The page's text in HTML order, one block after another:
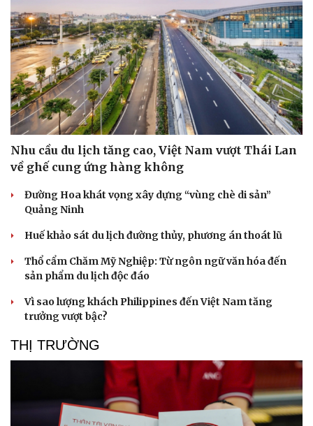
Sân khấu - Điện ảnh
Văn học
Âm nhạc
Di sản
Giải trí
Nghệ sĩ
Thời trang
Sao Việt
Nhu cầu du lịch tăng cao, Việt Nam vượt Thái Lan
về ghế cung ứng hàng không
Đường Hoa khát vọng xây dựng “vùng chè di sản”
Quảng Ninh
Huế khảo sát du lịch đường thủy, phương án thoát lũ
Thổ cẩm Chăm Mỹ Nghiệp: Từ ngôn ngữ văn hóa đến
sản phẩm du lịch độc đáo
Vì sao lượng khách Philippines đến Việt Nam tăng
trưởng vượt bậc?
THỊ TRƯỜNG